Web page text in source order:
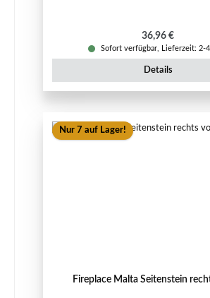
Regulärer Preis:
36,96 €
Sofort verfügbar, Lieferzeit: 2-4
Details
Nur 7 auf Lager!
Fireplace Malta Seitenstein